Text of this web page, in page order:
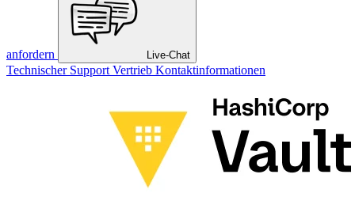
anfordern Live-Chat
Technischer Support Vertrieb Kontaktinformationen